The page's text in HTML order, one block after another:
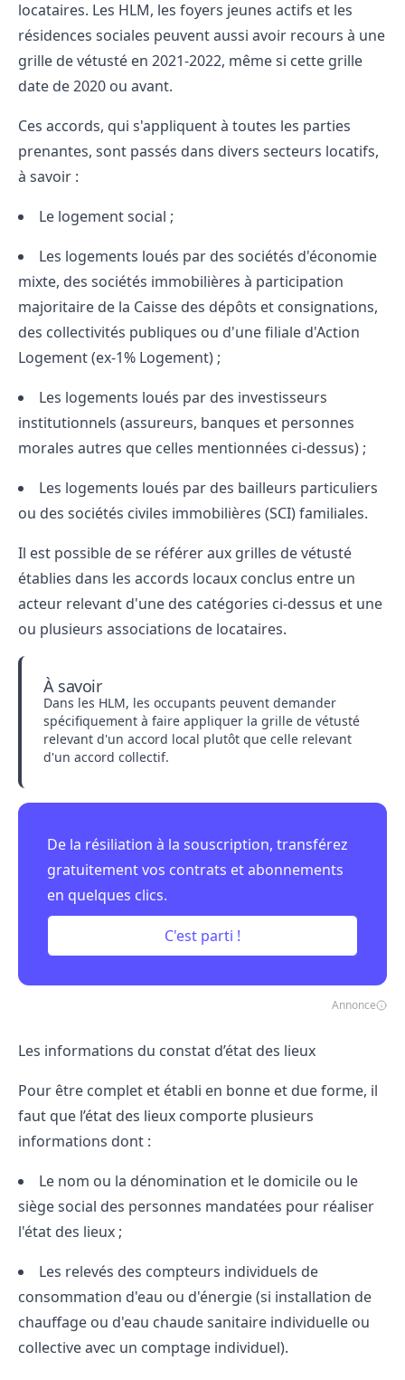
locataires. Les HLM, les foyers jeunes actifs et les
résidences sociales peuvent aussi avoir recours à une
grille de vétusté en 2021-2022, même si cette grille
date de 2020 ou avant.
Ces accords, qui s'appliquent à toutes les parties
prenantes, sont passés dans divers secteurs locatifs,
à savoir :
Le logement social ;
Les logements loués par des sociétés d'économie
mixte, des sociétés immobilières à participation
majoritaire de la Caisse des dépôts et consignations,
des collectivités publiques ou d'une filiale d'Action
Logement (ex-1% Logement) ;
Les logements loués par des investisseurs
institutionnels (assureurs, banques et personnes
morales autres que celles mentionnées ci-dessus) ;
Les logements loués par des bailleurs particuliers
ou des sociétés civiles immobilières (SCI) familiales.
Il est possible de se référer aux grilles de vétusté
établies dans les accords locaux conclus entre un
acteur relevant d'une des catégories ci-dessus et une
ou plusieurs associations de locataires.
À savoir
Dans les HLM, les occupants peuvent demander
spécifiquement à faire appliquer la grille de vétusté
relevant d'un accord local plutôt que celle relevant
d'un accord collectif.
De la résiliation à la souscription, transférez
gratuitement vos contrats et abonnements
en quelques clics.
C'est parti !
Annonce
Les informations du constat d’état des lieux
Pour être complet et établi en bonne et due forme, il
faut que l’état des lieux comporte plusieurs
informations dont :
Le nom ou la dénomination et le domicile ou le
siège social des personnes mandatées pour réaliser
l'état des lieux ;
Les relevés des compteurs individuels de
consommation d'eau ou d'énergie (si installation de
chauffage ou d'eau chaude sanitaire individuelle ou
collective avec un comptage individuel).